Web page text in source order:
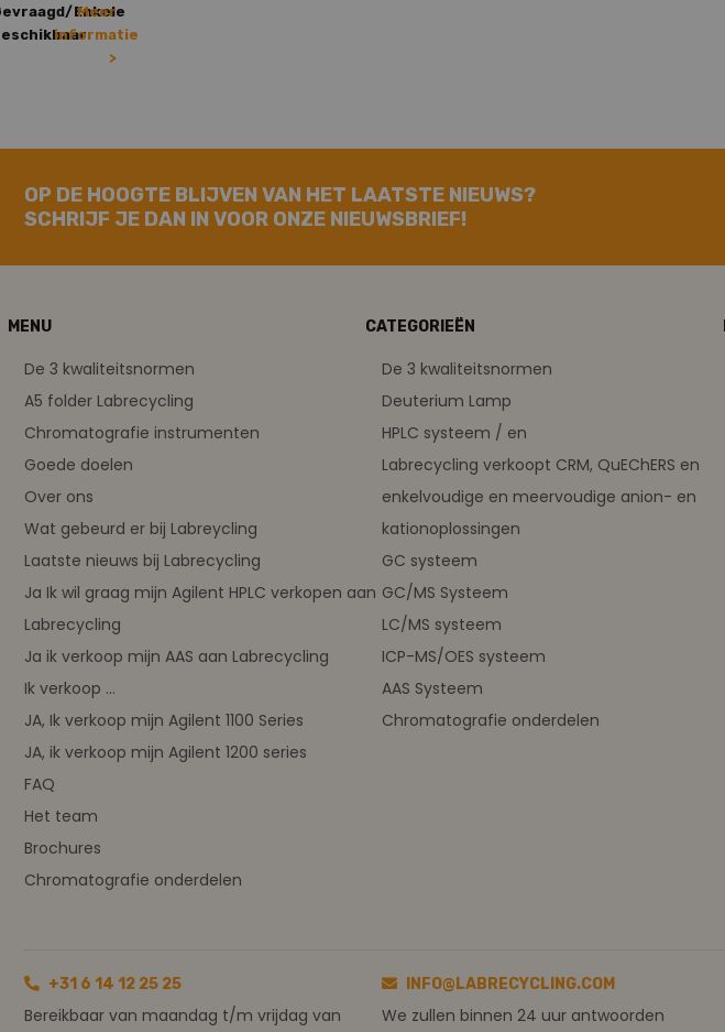
Enkele
Meer
informatie
>
OP DE HOOGTE BLIJVEN VAN HET LAATSTE NIEUWS?
SCHRIJF JE DAN IN VOOR ONZE NIEUWSBRIEF!
MENU
De 3 kwaliteitsnormen
A5 folder Labrecycling
Chromatografie instrumenten
Goede doelen
Over ons
Wat gebeurd er bij Labreycling
Laatste nieuws bij Labrecycling
Ja Ik wil graag mijn Agilent HPLC verkopen aan
Labrecycling
Ja ik verkoop mijn AAS aan Labrecycling
Ik verkoop ...
JA, Ik verkoop mijn Agilent 1100 Series
JA, ik verkoop mijn Agilent 1200 series
FAQ
Het team
Brochures
Chromatografie onderdelen
CATEGORIEËN
De 3 kwaliteitsnormen
Deuterium Lamp
HPLC systeem / en
Labrecycling verkoopt CRM, QuEChERS en
enkelvoudige en meervoudige anion- en
kationoplossingen
GC systeem
GC/MS Systeem
LC/MS systeem
ICP-MS/OES systeem
AAS Systeem
Chromatografie onderdelen
+31 6 14 12 25 25
Bereikbaar van maandag t/m vrijdag van
INFO@LABRECYCLING.COM
We zullen binnen 24 uur antwoorden